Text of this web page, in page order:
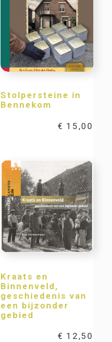
Stolpersteine in
Bennekom
€ 15,00
Kraats en
Binnenveld,
geschiedenis van
een bijzonder
gebied
€ 12,50